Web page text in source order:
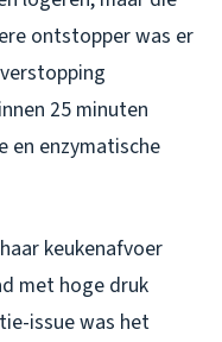
ontstopper was er
25 minuten
en enzymatische
keukenafvoer
met hoge druk
issue was het